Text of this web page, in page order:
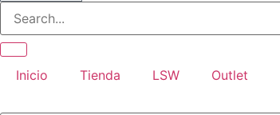
Inicio Tienda LSW Outlet